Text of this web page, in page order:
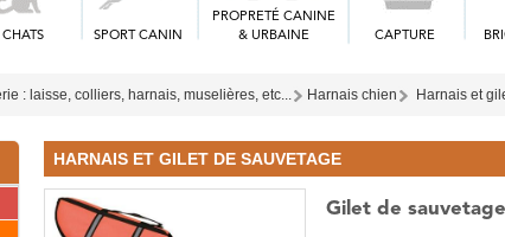
CHATS SPORT CANIN
PROPRETÉ CANINE
& URBAINE
CAPTURE
: laisse, colliers, harnais, muselières, etc... Harnais chien Harnais et
HARNAIS ET GILET DE SAUVETAGE
Gilet de